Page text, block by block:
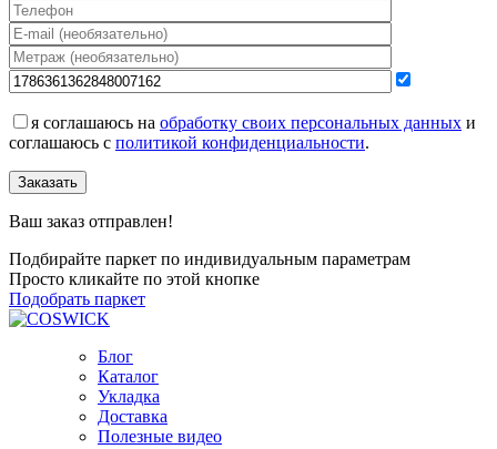
я соглашаюсь на обработку своих персональных данных и
соглашаюсь с политикой конфиденциальности.
Заказать
Ваш заказ отправлен!
Подбирайте паркет по индивидуальным параметрам
Просто кликайте по этой кнопке
Подобрать паркет
Блог
Каталог
Укладка
Доставка
Полезные видео